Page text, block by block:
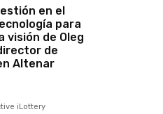
en el
para
visión de Oleg
de
Altenar
iLottery